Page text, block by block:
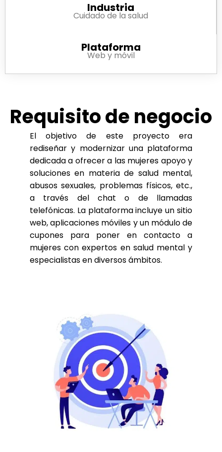
Industria
Cuidado de la salud
Plataforma
Web y móvil
Requisito de negocio
El objetivo de este proyecto era
rediseñar y modernizar una plataforma
dedicada a ofrecer a las mujeres apoyo y
soluciones en materia de salud mental,
abusos sexuales, problemas físicos, etc.,
a través del chat o de llamadas
telefónicas. La plataforma incluye un sitio
web, aplicaciones móviles y un módulo de
cupones para poner en contacto a
mujeres con expertos en salud mental y
especialistas en diversos ámbitos.